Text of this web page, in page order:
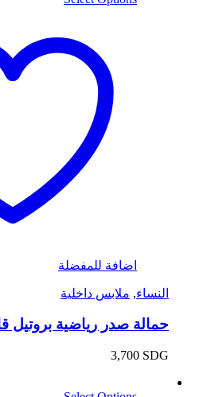
اضافة للمفضلة
النساء, ملابس داخلية
حمالة صدر رياضية بروتيل
3,700 SDG